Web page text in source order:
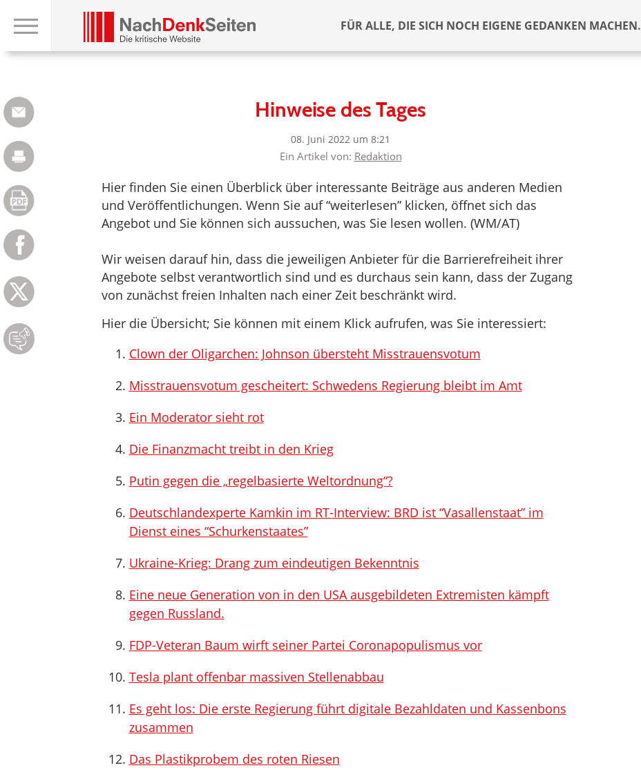
FÜR ALLE, DIE SICH NOCH EIGENE GEDANKEN MACHEN.
Hinweise des Tages
08. Juni 2022 um 8:21
Ein Artikel von: Redaktion
Hier finden Sie einen Überblick über interessante Beiträge aus anderen Medien
und Veröffentlichungen. Wenn Sie auf “weiterlesen” klicken, öffnet sich das
Angebot und Sie können sich aussuchen, was Sie lesen wollen. (WM/AT)
Wir weisen darauf hin, dass die jeweiligen Anbieter für die Barrierefreiheit ihrer
Angebote selbst verantwortlich sind und es durchaus sein kann, dass der Zugang
von zunächst freien Inhalten nach einer Zeit beschränkt wird.
Hier die Übersicht; Sie können mit einem Klick aufrufen, was Sie interessiert:
Clown der Oligarchen: Johnson übersteht Misstrauensvotum
Misstrauensvotum gescheitert: Schwedens Regierung bleibt im Amt
Ein Moderator sieht rot
Die Finanzmacht treibt in den Krieg
Putin gegen die „regelbasierte Weltordnung“?
Deutschlandexperte Kamkin im RT-Interview: BRD ist “Vasallenstaat” im
Dienst eines “Schurkenstaates”
Ukraine-Krieg: Drang zum eindeutigen Bekenntnis
Eine neue Generation von in den USA ausgebildeten Extremisten kämpft
gegen Russland.
FDP-Veteran Baum wirft seiner Partei Coronapopulismus vor
Tesla plant offenbar massiven Stellenabbau
Es geht los: Die erste Regierung führt digitale Bezahldaten und Kassenbons
zusammen
Das Plastikprobem des roten Riesen